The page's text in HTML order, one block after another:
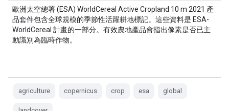
歐洲太空總署 (ESA) WorldCereal Active Cropland 10 m 2021 產
品套件包含全球規模的季節性活躍耕地標記。這些資料是 ESA-
WorldCereal 計畫的一部分。有效農地產品會指出像素是否已主
動識別為臨時作物。
agriculture copernicus crop esa global